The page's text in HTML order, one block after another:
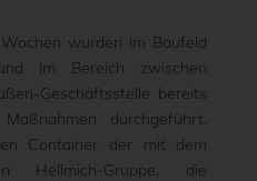
wurden im Baufeld
im Bereich zwischen
Geschäftsstelle bereits
durchgeführt.
Container der mit dem
Hellmich-Gruppe, die